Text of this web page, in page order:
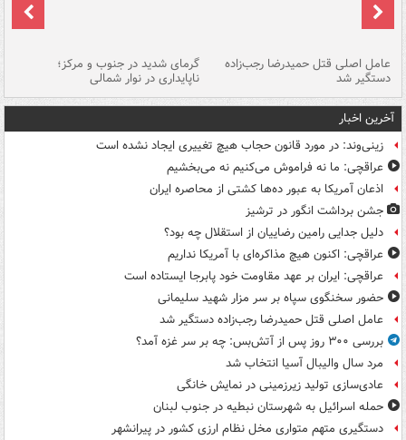
عامل اصلی قتل حمیدرضا رجب‌زاده
دستگیر شد
گرمای شدید در جنوب و مرکز؛
ناپایداری در نوار شمالی
آخرین اخبار
زینی‌وند: در مورد قانون حجاب هیچ تغییری ایجاد نشده است
عراقچی: ما نه فراموش می‌کنیم نه می‌بخشیم
اذعان آمریکا به عبور ده‌ها کشتی از محاصره ایران
جشن برداشت انگور در ترشیز
دلیل جدایی رامین رضاییان از استقلال چه بود؟
عراقچی: اکنون هیچ مذاکره‌ای با آمریکا نداریم
عراقچی: ایران بر عهد مقاومت خود پابرجا ایستاده است
حضور سخنگوی سپاه بر سر مزار شهید سلیمانی
عامل اصلی قتل حمیدرضا رجب‌زاده دستگیر شد
بررسی ۳۰۰ روز پس از آتش‌بس: چه بر سر غزه آمد؟
مرد سال والیبال آسیا انتخاب شد
عادی‌سازی تولید زیرزمینی در نمایش خانگی
حمله اسرائیل به شهرستان نبطیه در جنوب لبنان
دستگیری متهم متواری مخل نظام ارزی کشور در پیرانشهر